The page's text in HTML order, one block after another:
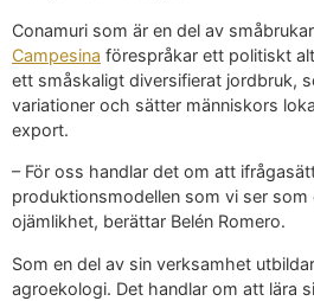
Conamuri som är en del av
Campesina förespråkar ett politiskt
ett småskaligt diversifierat jordbruk,
variationer och sätter människors
export.
– För oss handlar det om att
produktionsmodellen som vi ser som
ojämlikhet, berättar Belén Romero.
Som en del av sin verksamhet
agroekologi. Det handlar om att lära